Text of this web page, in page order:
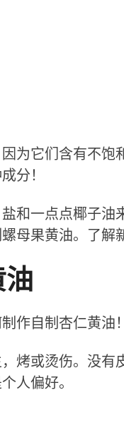
为它们含有不
分！
和一点点椰子
母果黄油。了
作自制杏仁黄
烤或烫伤。没
人偏好。